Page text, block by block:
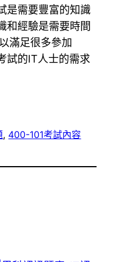
是需要豐富的知識
和經驗是需要時間
滿足很多參加
試的IT人士的需求
, 400-101考試內容